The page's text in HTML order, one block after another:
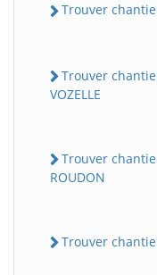
Trouver
Trouver
VOZELLE
Trouver
ROUDON
Trouver